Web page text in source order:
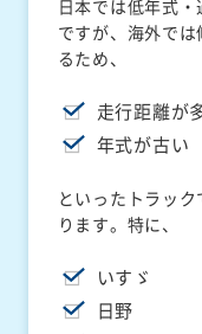
日本では低年式
ですが、海外で
るため、
走行距離が
年式が古い
といったトラッ
ります。特に、
いすゞ
日野